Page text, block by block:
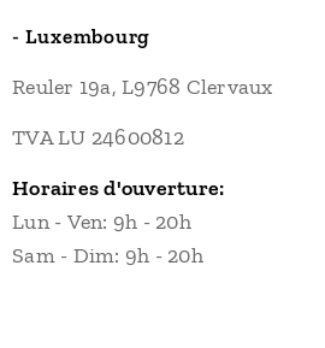
- Luxembourg
Reuler 19a, L9768 Clervaux
TVA LU 24600812
Horaires d'ouverture:
Lun - Ven: 9h - 20h
Sam - Dim: 9h - 20h